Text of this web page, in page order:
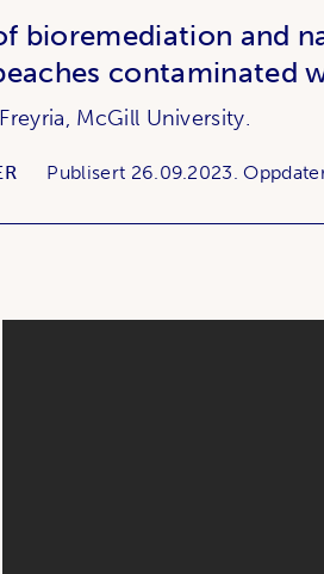
bioremediation and
contaminated
McGill University.
Publisert 26.09.2023.